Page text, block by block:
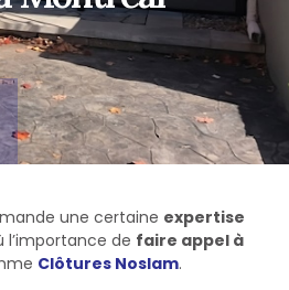
une certaine expertise
l’importance de faire appel à
Clôtures Noslam.